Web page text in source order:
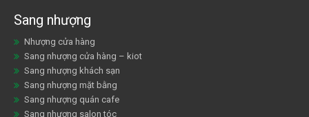
Sang nhượng
Nhượng cửa hàng
Sang nhượng cửa hàng – kiot
Sang nhượng khách sạn
Sang nhượng mặt bằng
Sang nhượng quán cafe
Sang nhượng salon tóc